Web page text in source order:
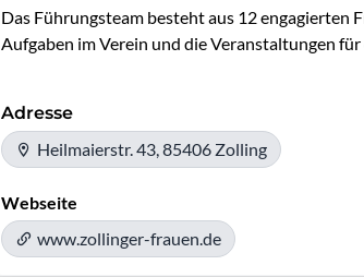
Das Führungsteam besteht aus 12 engagierten
Aufgaben im Verein und die Veranstaltungen
Adresse
Heilmaierstr. 43, 85406 Zolling
Webseite
www.zollinger-frauen.de